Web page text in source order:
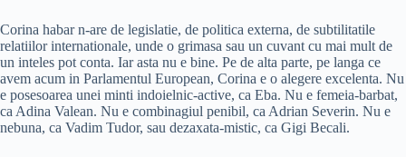
Corina habar n-are de legislatie, de politica externa, de subtilitatile
relatiilor internationale, unde o grimasa sau un cuvant cu mai mult de
un inteles pot conta. Iar asta nu e bine. Pe de alta parte, pe langa ce
avem acum in Parlamentul European, Corina e o alegere excelenta. Nu
e posesoarea unei minti indoielnic-active, ca Eba. Nu e femeia-barbat,
ca Adina Valean. Nu e combinagiul penibil, ca Adrian Severin. Nu e
nebuna, ca Vadim Tudor, sau dezaxata-mistic, ca Gigi Becali.